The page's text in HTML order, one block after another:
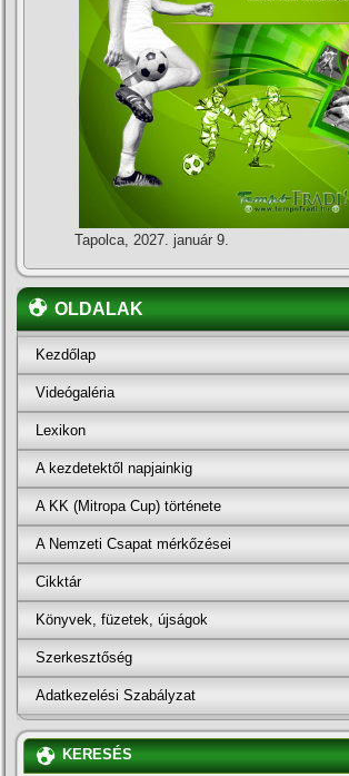
Tapolca, 2027. január 9.
OLDALAK
Kezdőlap
Videógaléria
Lexikon
A kezdetektől napjainkig
A KK (Mitropa Cup) története
A Nemzeti Csapat mérkőzései
Cikktár
Könyvek, füzetek, újságok
Szerkesztőség
Adatkezelési Szabályzat
KERESÉS